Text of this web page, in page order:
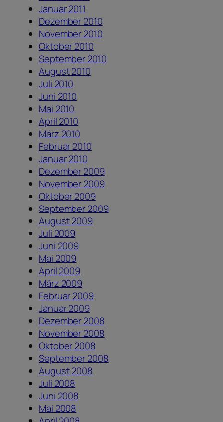
Januar 2011
Dezember 2010
November 2010
Oktober 2010
September 2010
August 2010
Juli 2010
Juni 2010
Mai 2010
April 2010
März 2010
Februar 2010
Januar 2010
Dezember 2009
November 2009
Oktober 2009
September 2009
August 2009
Juli 2009
Juni 2009
Mai 2009
April 2009
März 2009
Februar 2009
Januar 2009
Dezember 2008
November 2008
Oktober 2008
September 2008
August 2008
Juli 2008
Juni 2008
Mai 2008